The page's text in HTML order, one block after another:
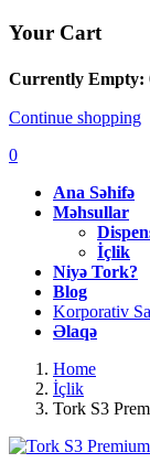
Your Cart
Currently Empty:
Continue shopping
0
Ana Səhifə
Məhsullar
İçlik
Niyə Tork?
Blog
Korporativ
Əlaqə
Home
İçlik
Tork S3